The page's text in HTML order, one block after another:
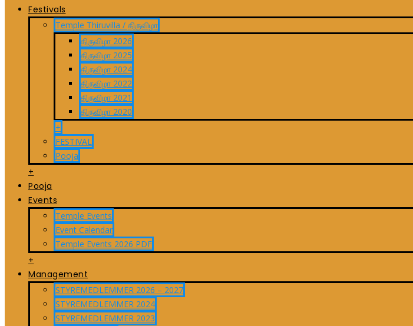
Festivals
Temple Thiruvilla / திருவிழா
திருவிழா 2026
திருவிழா 2025
திருவிழா 2024
திருவிழா 2022
திருவிழா 2021
திருவிழா 2020
+
FESTIVAL
Pooja
+
Pooja
Events
Temple Events
Event Calendar
Temple Events 2026 PDF
+
Management
STYREMEDLEMMER 2026 – 2027
STYREMEDLEMMER 2024
STYREMEDLEMMER 2023